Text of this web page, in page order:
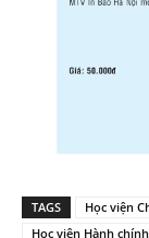
TAGS
Học viện
Học viện Hành